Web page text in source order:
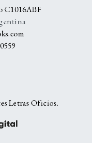
C1016ABF
Letras Oficios.